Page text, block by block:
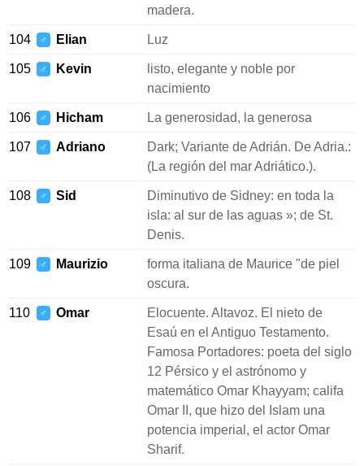
madera.
104 ♂ Elian Luz
105 ♂ Kevin
listo, elegante y noble por
nacimiento
106 ♂ Hicham La generosidad, la generosa
107 ♂ Adriano
Dark; Variante de Adrián. De Adria.:
(La región del mar Adriático.).
108 ♂ Sid
Diminutivo de Sidney: en toda la
isla: al sur de las aguas »; de St.
Denis.
109 ♂ Maurizio
forma italiana de Maurice "de piel
oscura.
110 ♂ Omar
Elocuente. Altavoz. El nieto de
Esaú en el Antiguo Testamento.
Famosa Portadores: poeta del siglo
12 Pérsico y el astrónomo y
matemático Omar Khayyam; califa
Omar II, que hizo del Islam una
potencia imperial, el actor Omar
Sharif.